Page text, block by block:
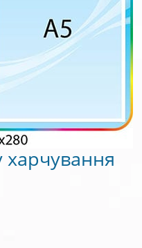
харчування